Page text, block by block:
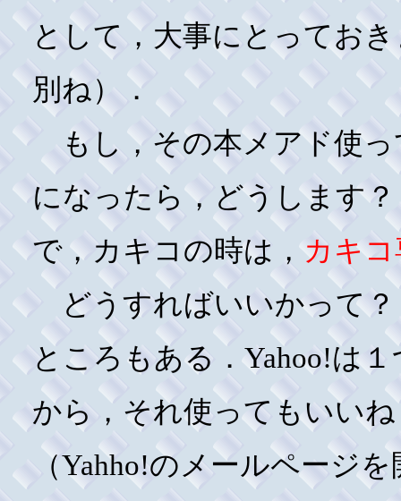
として，大事にとってお
別ね）．
もし，その本メアド使っ
になったら，どうします
で，カキコの時は， カキ
どうすればいいかって
ところもある．Yahoo!は
から，それ使ってもいい
（Yahho!のメールページ